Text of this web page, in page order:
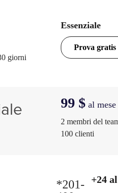
giorni
Essenziale
Prova gratis
99 $ al mese
2 membri del
100 clienti
*201-
+24